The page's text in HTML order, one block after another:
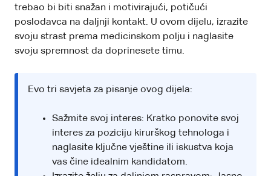
trebao bi biti snažan i motivirajući, potičući
poslodavca na daljnji kontakt. U ovom dijelu, izrazite
svoju strast prema medicinskom polju i naglasite
svoju spremnost da doprinesete timu.
Evo tri savjeta za pisanje ovog dijela:
Sažmite svoj interes: Kratko ponovite svoj
interes za poziciju kirurškog tehnologa i
naglasite ključne vještine ili iskustva koja
vas čine idealnim kandidatom.